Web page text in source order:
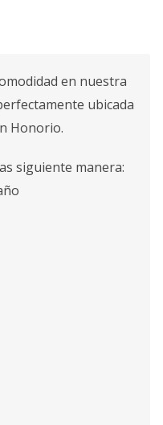
en nuestra
ubicada
Honorio.
siguiente manera: